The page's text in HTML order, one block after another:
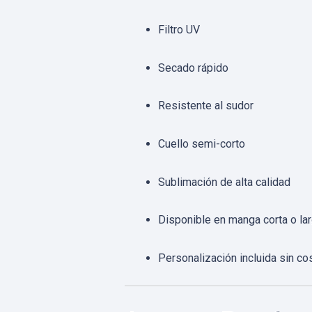
Filtro UV
Secado rápido
Resistente al sudor
Cuello semi-corto
Sublimación de alta calidad
Disponible en manga corta o
Personalización incluida sin